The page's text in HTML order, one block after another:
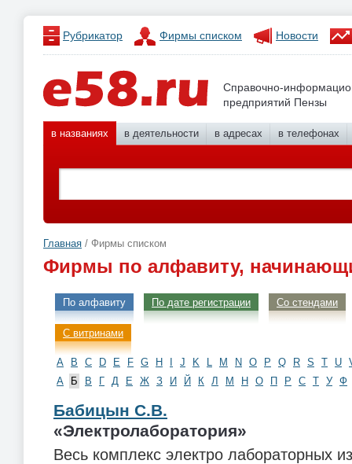
Рубрикатор Фирмы списком Новости
Справочно-
предприятий Пензы
в названиях в деятельности в адресах в телефонах
Главная / Фирмы списком
Фирмы по алфавиту,
По алфавиту По дате регистрации Со стендами
С витринами
A B C D E F G H J K M N O P Q R S T U
А
Б В Г Д Е Ж З И Й К Л М Н О П Р С Т У Ф
Бабицын С.В.
«Электролаборатория»
Весь комплекс электро лабораторных